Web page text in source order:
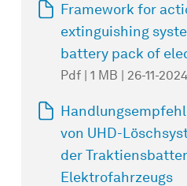
Framework for
extinguishing
battery pack of
Pdf | 1 MB | 26-11-2024
von UHD-
der
Elektrofahrzeugs